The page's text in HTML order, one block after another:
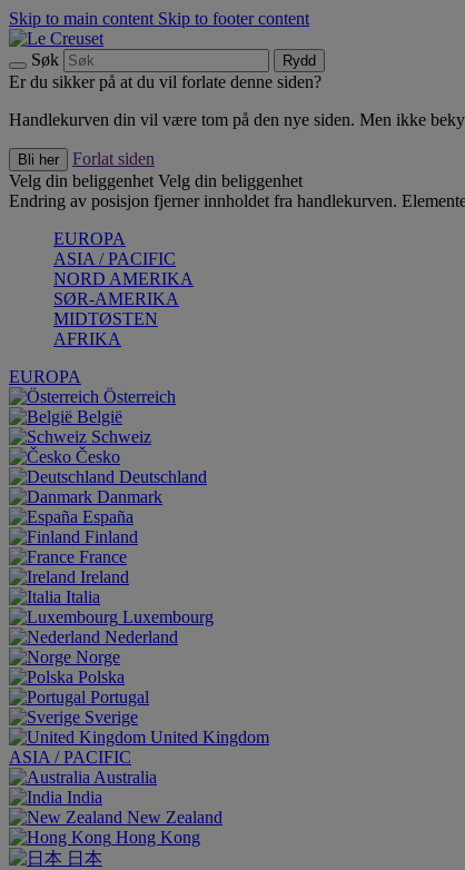
Skip to main content Skip to footer content
Søk Rydd
Er du sikker på at du vil forlate denne siden?
Handlekurven din vil være tom på den nye siden. Men ikke
Bli her
Forlat siden
Velg din beliggenhet Velg din beliggenhet
Endring av posisjon fjerner innholdet fra handlekurven.
EUROPA
ASIA / PACIFIC
NORD AMERIKA
SØR-AMERIKA
MIDTØSTEN
AFRIKA
EUROPA
Österreich
België
Schweiz
Česko
Deutschland
Danmark
España
Finland
France
Ireland
Italia
Luxembourg
Nederland
Norge
Polska
Portugal
Sverige
United Kingdom
ASIA / PACIFIC
Australia
India
New Zealand
Hong Kong
日本